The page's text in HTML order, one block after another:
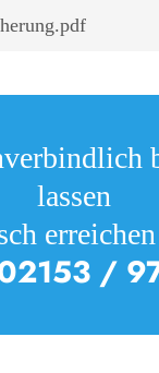
lassen
/